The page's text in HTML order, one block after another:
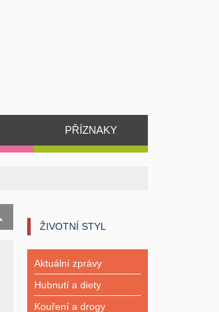
PŘÍZNAKY
ŽIVOTNÍ STYL
Aktuální zprávy
Hubnutí a diety
Kouření a drogy